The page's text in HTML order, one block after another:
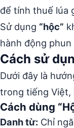
để tính thuế lúa
Sử dụng “hộc”
hành động
Cách sử
Dưới đây là
trong tiếng Việt,
Cách dùng
Danh từ: Chỉ